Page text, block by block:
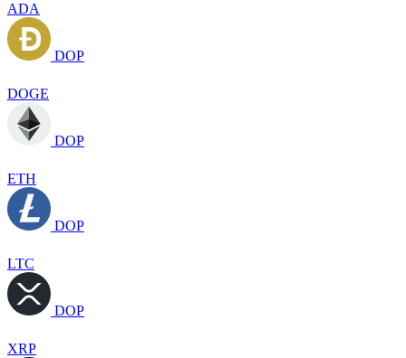
ADA
DOP
DOGE
DOP
ETH
DOP
LTC
DOP
XRP